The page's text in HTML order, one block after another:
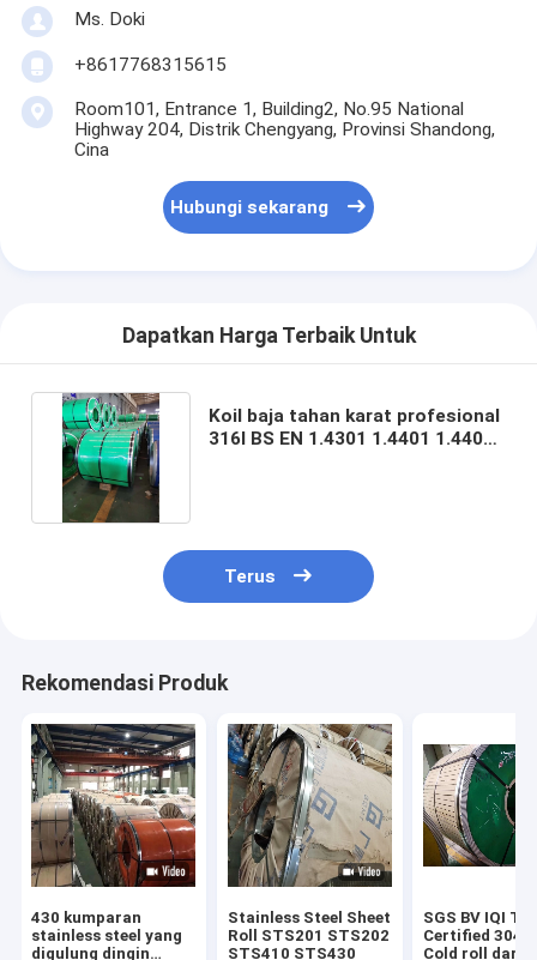
Ms. Doki
+8617768315615
Room101, Entrance 1, Building2, No.95 National
Highway 204, Distrik Chengyang, Provinsi Shandong,
Cina
Hubungi sekarang
Dapatkan Harga Terbaik Untuk
Koil baja tahan karat profesional
316l BS EN 1.4301 1.4401 1.4404
Terus
Rekomendasi Produk
430 kumparan
stainless steel yang
digulung dingin
Stainless Steel Sheet
Roll STS201 STS202
STS410 STS430
SGS BV IQI
Certified 304
Cold roll dari